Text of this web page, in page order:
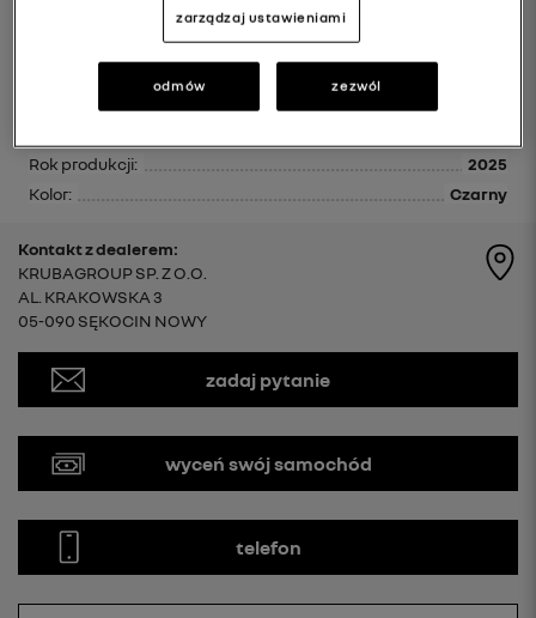
Rok produkcji:
2025
Kolor:
Czarny
Kontakt z dealerem:
KRUBAGROUP SP. Z O.O.
AL. KRAKOWSKA 3
05-090 SĘKOCIN NOWY
zadaj pytanie
wyceń swój samochód
telefon
zarządzaj ustawieniami
odmów zezwól